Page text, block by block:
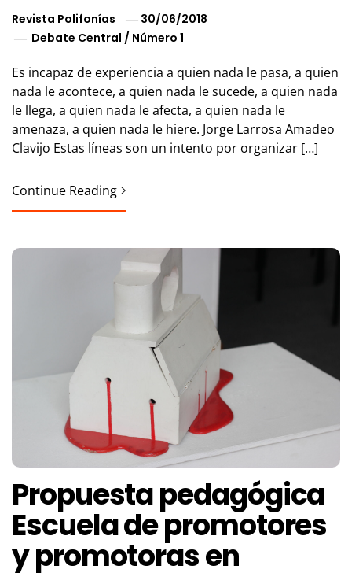
Revista Polifonías
30/06/2018
Debate Central / Número 1
Es incapaz de experiencia a quien nada le pasa, a quien
nada le acontece, a quien nada le sucede, a quien nada
le llega, a quien nada le afecta, a quien nada le
amenaza, a quien nada le hiere. Jorge Larrosa Amadeo
Clavijo Estas líneas son un intento por organizar […]
Continue Reading
Propuesta pedagógica
Escuela de promotores
y promotoras en